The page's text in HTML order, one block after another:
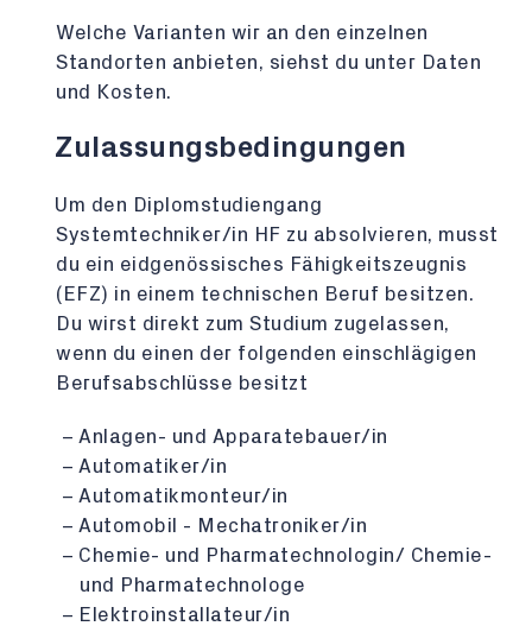
Welche Varianten wir an den einzelnen
Standorten anbieten, siehst du unter Daten
und Kosten.
Zulassungsbedingungen
Um den Diplomstudiengang
Systemtechniker/in HF zu absolvieren, musst
du ein eidgenössisches Fähigkeitszeugnis
(EFZ) in einem technischen Beruf besitzen.
Du wirst direkt zum Studium zugelassen,
wenn du einen der folgenden einschlägigen
Berufsabschlüsse besitzt
Anlagen- und Apparatebauer/in
Automatiker/in
Automatikmonteur/in
Automobil - Mechatroniker/in
Chemie- und Pharmatechnologin/ Chemie-
und Pharmatechnologe
Elektroinstallateur/in